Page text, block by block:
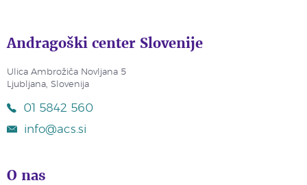
Andragoški center Slovenije
Ulica Ambrožiča Novljana 5
Ljubljana, Slovenija
01 5842 560
info@acs.si
O nas